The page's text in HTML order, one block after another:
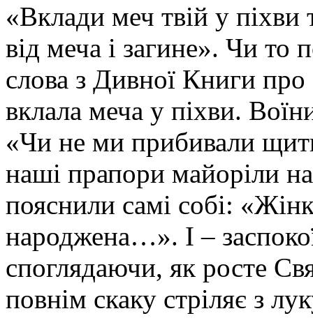
«Вклади меч твій у піхви
від меча і загине». Чи то
слова з Дивної Книги
вклала меча у піхви.
«Чи не ми прибивали
наші прапори майоріли
пояснили самі собі:
народжена…». І –
споглядаючи, як росте
повнім скаку стріляє з